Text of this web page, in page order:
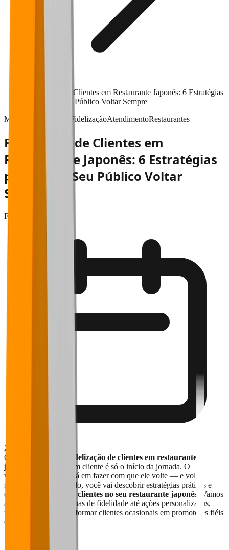
Fidelização de Clientes em Restaurante Japonês: 6 Estratégias
para Fazer Seu Público Voltar Sempre
Marketing & vendas
FidelizaçãoAtendimentoRestaurantes
Fidelização de Clientes em
Restaurante Japonês: 6 Estratégias
para Fazer Seu Público Voltar
Sempre
Falaê
20 de maio de 2025
Quando falamos de
fidelização de clientes em restaurante
japonês
, conquistar um cliente é só o início da jornada. O
verdadeiro sucesso está em fazer com que ele volte — e volte
sempre. Neste conteúdo, você vai descobrir estratégias práticas e
eficazes para
fidelizar clientes no seu restaurante japonês
. Vamos
abordar desde programas de fidelidade até ações personalizadas,
mostrando como transformar clientes ocasionais em promotores fiéis
da sua marca.